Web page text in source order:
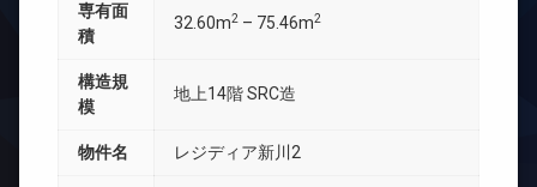
専有面
積
32.60m2 – 75.46m2
構造規
模
地上14階 SRC造
物件名 レジディア新川2